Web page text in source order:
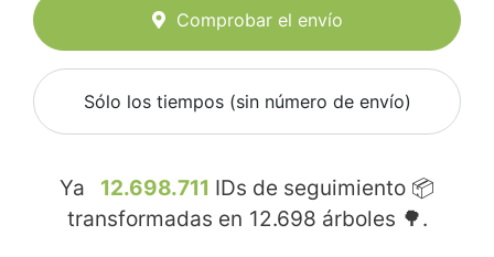
Comprobar el envío
Sólo los tiempos (sin número de envío)
Ya 12.698.711 IDs de seguimiento 📦
transformadas en 12.698 árboles 🌳.